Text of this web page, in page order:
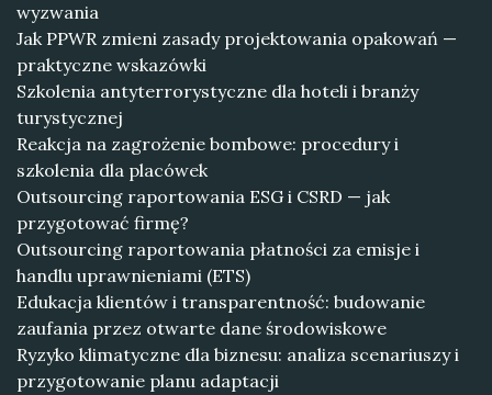
wyzwania
Jak PPWR zmieni zasady projektowania opakowań —
praktyczne wskazówki
Szkolenia antyterrorystyczne dla hoteli i branży
turystycznej
Reakcja na zagrożenie bombowe: procedury i
szkolenia dla placówek
Outsourcing raportowania ESG i CSRD — jak
przygotować firmę?
Outsourcing raportowania płatności za emisje i
handlu uprawnieniami (ETS)
Edukacja klientów i transparentność: budowanie
zaufania przez otwarte dane środowiskowe
Ryzyko klimatyczne dla biznesu: analiza scenariuszy i
przygotowanie planu adaptacji